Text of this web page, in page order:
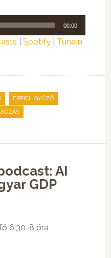
00:00
Spotify| TuneIn
, EPPICH GYŐZŐ ,
AI
GDP
6:30-8 óra